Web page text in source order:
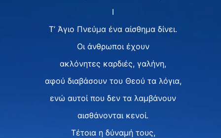
Ⅰ
Τ’ Άγιο Πνεύμα ένα αίσθημα δίνει.
Οι άνθρωποι έχουν
ακλόνητες καρδιές, γαλήνη,
αφού διαβάσουν του Θεού τα λόγια,
ενώ αυτοί που δεν τα λαμβάνουν
αισθάνονται κενοί.
Τέτοια η δύναμή τους,